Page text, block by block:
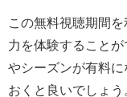
この無料視聴期間
力を体験すること
やシーズンが有料
おくと良いでしょう